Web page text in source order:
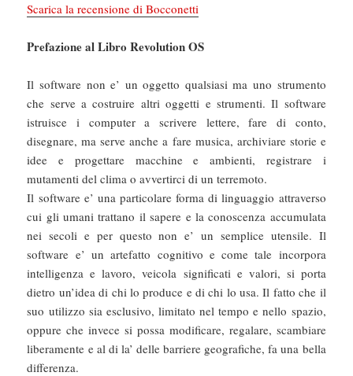
Scarica la recensione di Bocconetti
Prefazione al Libro Revolution OS
Il software non e’ un oggetto qualsiasi ma uno strumento
che serve a costruire altri oggetti e strumenti. Il software
istruisce i computer a scrivere lettere, fare di conto,
disegnare, ma serve anche a fare musica, archiviare storie e
idee e progettare macchine e ambienti, registrare i
mutamenti del clima o avvertirci di un terremoto.
Il software e’ una particolare forma di linguaggio attraverso
cui gli umani trattano il sapere e la conoscenza accumulata
nei secoli e per questo non e’ un semplice utensile. Il
software e’ un artefatto cognitivo e come tale incorpora
intelligenza e lavoro, veicola significati e valori, si porta
dietro un’idea di chi lo produce e di chi lo usa. Il fatto che il
suo utilizzo sia esclusivo, limitato nel tempo e nello spazio,
oppure che invece si possa modificare, regalare, scambiare
liberamente e al di la’ delle barriere geografiche, fa una bella
differenza.